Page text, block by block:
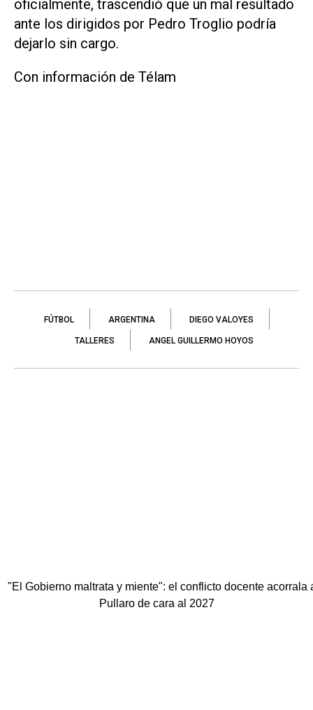
oficialmente, trascendió que un mal resultado
ante los dirigidos por Pedro Troglio podría
dejarlo sin cargo.
Con información de Télam
FÚTBOL ARGENTINA DIEGO VALOYES
TALLERES ANGEL GUILLERMO HOYOS